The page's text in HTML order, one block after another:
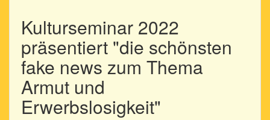
Kulturseminar 2022
präsentiert "die schönsten
fake news zum Thema
Armut und
Erwerbslosigkeit"